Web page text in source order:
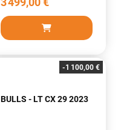
-1 100,00 €
BULLS - LT CX 29 2023